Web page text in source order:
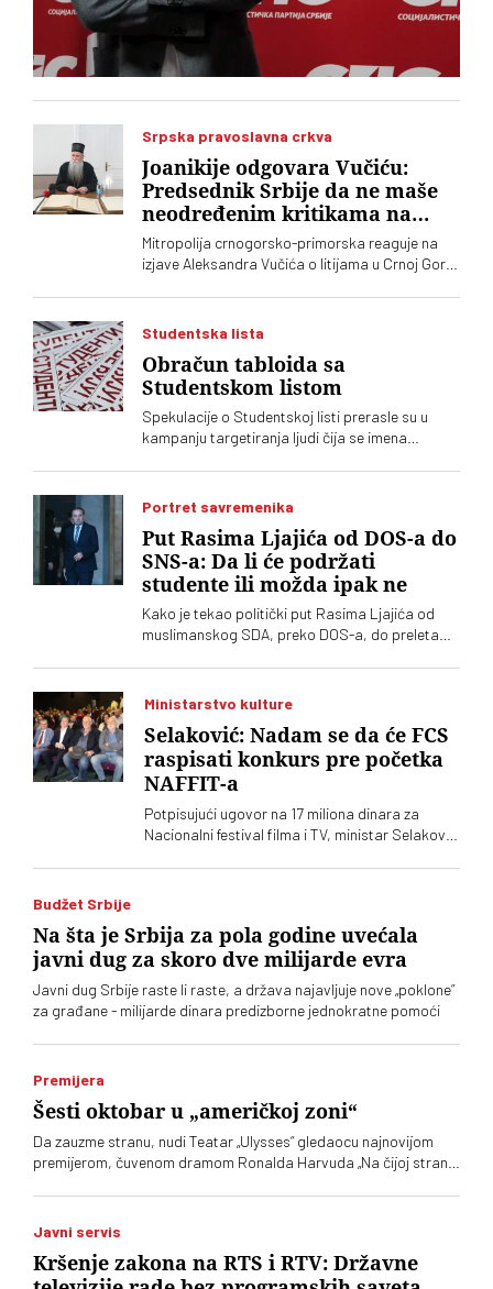
Srpska pravoslavna crkva
Joanikije odgovara Vučiću:
Predsednik Srbije da ne maše
neodređenim kritikama na
račun Crkve
Mitropolija crnogorsko-primorska reaguje na
izjave Aleksandra Vučića o litijama u Crnoj Gori
Studentska lista
Obračun tabloida sa
Studentskom listom
Spekulacije o Studentskoj listi prerasle su u
kampanju targetiranja ljudi čija se imena
tabloidnim optužbama
Portret savremenika
Put Rasima Ljajića od DOS-a do
SNS-a: Da li će podržati
studente ili možda ipak ne
Kako je tekao politički put Rasima Ljajića od
muslimanskog SDA, preko DOS-a, do preleta
Ministarstvo kulture
Selaković: Nadam se da će FCS
raspisati konkurs pre početka
NAFFIT-a
Potpisujući ugovor na 17 miliona dinara za
Nacionalni festival filma i TV, ministar Selaković
Budžet Srbije
Na šta je Srbija za pola godine uvećala
javni dug za skoro dve milijarde evra
Javni dug Srbije raste li raste, a država najavljuje nove „poklone”
za građane - milijarde dinara predizborne jednokratne pomoći
Premijera
Šesti oktobar u „američkoj zoni“
Da zauzme stranu, nudi Teatar „Ulysses“ gledaocu najnovijom
premijerom, čuvenom dramom Ronalda Harvuda „Na čijoj strani“
Javni servis
Kršenje zakona na RTS i RTV: Državne